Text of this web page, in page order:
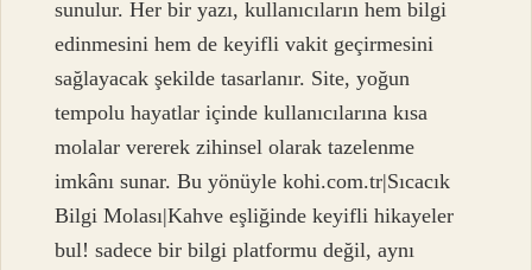
sunulur. Her bir yazı, kullanıcıların hem bilgi
edinmesini hem de keyifli vakit geçirmesini
sağlayacak şekilde tasarlanır. Site, yoğun
tempolu hayatlar içinde kullanıcılarına kısa
molalar vererek zihinsel olarak tazelenme
imkânı sunar. Bu yönüyle kohi.com.tr|Sıcacık
Bilgi Molası|Kahve eşliğinde keyifli hikayeler
bul! sadece bir bilgi platformu değil, aynı